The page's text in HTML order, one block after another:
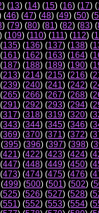
) (13) (14) (15) (16) (17) (
(46) (47) (48) (49) (50) (
) (79) (80) (81) (82) (83) (
) (109) (110) (111) (112) (
135) (136) (137) (138) (
161) (162) (163) (164) (
187) (188) (189) (190) (
213) (214) (215) (216) (
239) (240) (241) (242) (
265) (266) (267) (268) (
291) (292) (293) (294) (
317) (318) (319) (320) (
343) (344) (345) (346) (
369) (370) (371) (372) (
395) (396) (397) (398) (
421) (422) (423) (424) (
447) (448) (449) (450) (
473) (474) (475) (476) (
499) (500) (501) (502) (
525) (526) (527) (528) (
551) (552) (553) (554) (